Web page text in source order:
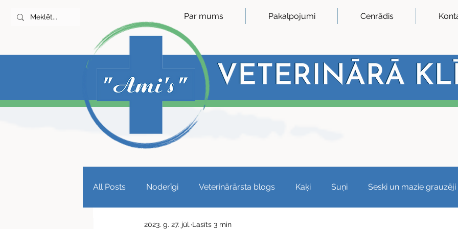
Par mums Pakalpojumi Cenrādis
All Posts Noderīgi Veterinārārsta blogs Kaķi Suņi Seski un mazie grauzēji
2023. g. 27. jūl. Lasīts 3 min